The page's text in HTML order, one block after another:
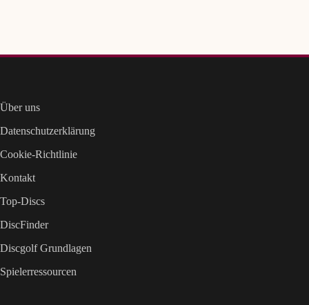
Über uns
Datenschutzerklärung
Cookie-Richtlinie
Kontakt
Top-Discs
DiscFinder
Discgolf Grundlagen
Spielerressourcen